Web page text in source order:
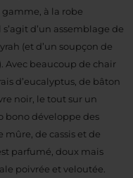
à la robe
d’un assemblage de
(et d’un soupçon de
Avec beaucoup de chair
d’eucalyptus, de bâton
noir, le tout sur un
bono développe des
mûre, de cassis et de
parfumé, doux mais
poivrée et veloutée.